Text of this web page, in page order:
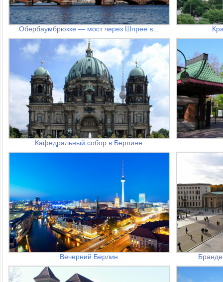
Обербаумбрюкке — мост через Шпрее в...
Кафедральный собор в Берлине
Вечерний Берлин